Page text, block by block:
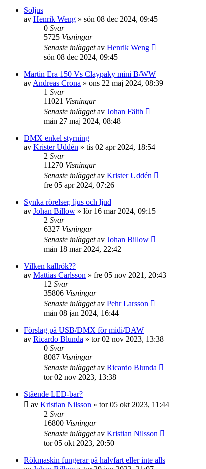
Soljus
av Henrik Weng » sön 08 dec 2024, 09:45
0 Svar
5725 Visningar
Senaste inläggetav Henrik Weng
sön 08 dec 2024, 09:45
Martin Era 150 Vs Claypaky mini B/WW
avAndreas Crona » ons 22 maj 2024, 08:39
1 Svar
11021 Visningar
Senaste inläggetav Johan Fälth
mån 27 maj 2024, 08:48
DMX enkel styrning
av Krister Uddén » tis 02 apr 2024, 18:54
2 Svar
11270 Visningar
Senaste inläggetav Krister Uddén
fre 05 apr 2024, 07:26
Synka rörelser, ljus och ljud
av Johan Billow » lör 16 mar 2024, 09:15
2 Svar
6327 Visningar
Senaste inläggetav Johan Billow
mån 18 mar 2024, 22:42
Vilken kallrök??
av Mattias Carlsson » fre 05 nov 2021, 20:43
12 Svar
35806 Visningar
Senaste inläggetav Pehr Larsson
mån 08 jan 2024, 16:44
Förslag på USB/DMX för midi/DAW
av Ricardo Blunda » tor 02 nov 2023, 13:38
0 Svar
8087 Visningar
Senaste inläggetav Ricardo Blunda
tor 02 nov 2023, 13:38
Stående LED-bar?
av Kristian Nilsson » tor 05 okt 2023, 11:44
2 Svar
16800 Visningar
Senaste inläggetav Kristian Nilsson
tor 05 okt 2023, 20:50
Rökmaskin fungerar på halvfart eller inte alls